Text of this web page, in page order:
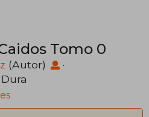
Tomo 0
(Autor)
·
Dura